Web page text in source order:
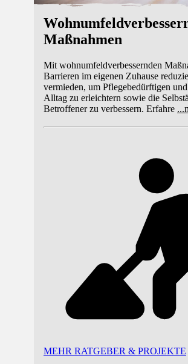
Maßnahmen
Mit wohnumfeldverbessernden
Barrieren im eigenen Zuhause
vermieden, um Pflegebedürftigen
Alltag zu erleichtern sowie die
Betroffener zu verbessern. Erfahre ...
MEHR RATGEBER & PROJEKTE